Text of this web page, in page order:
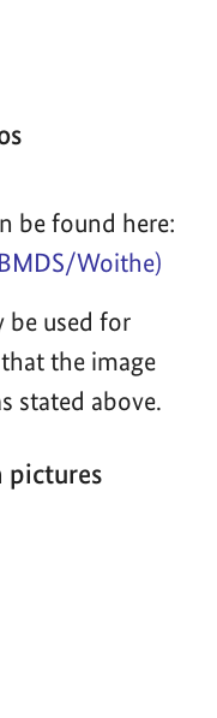
be found here:
Woithe)
be used for
the image
stated above.
pictures